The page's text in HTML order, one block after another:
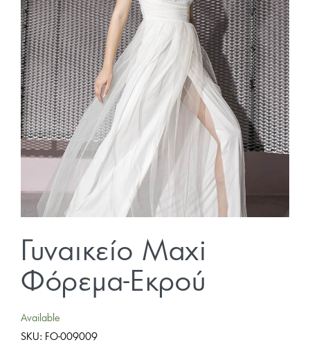
Γυναικείο Maxi
Φόρεμα-Εκρού
Available
SKU: FO-009009